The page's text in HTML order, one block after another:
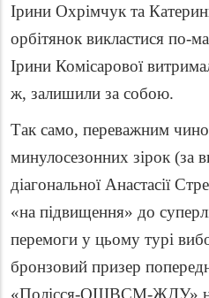
Ірини Охрімчук та
орбітянок викластися по-
Ірини Комісарової
ж, залишили за собою.
Так само, переважним
минулосезонних зірок (за
діагональної Анастасії
«на підвищення» до
перемоги у цьому турі
бронзовий призер
«Полісся-ОШВСМ-ЖДУ» на